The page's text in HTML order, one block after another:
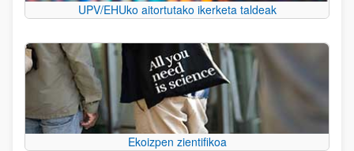
UPV/EHUko aitortutako ikerketa taldeak
Ekoizpen zientifikoa